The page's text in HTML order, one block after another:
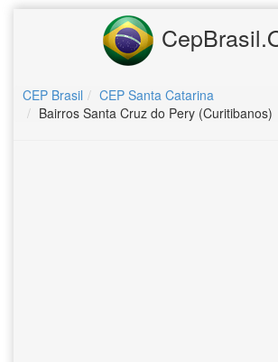
CEP Brasil
CEP Santa Catarina
Bairros Santa Cruz do Pery (Curitibanos)